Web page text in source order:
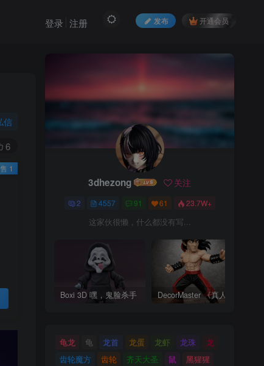
发布 开通会员
登录 注册
信
6
1
3dhezong 关注
2 4557 91 61 23.7W+
这家伙很懒，什么都没有写...
Boxi 3D 嘿，鬼脸杀手
龟龙 龟 龙首 龙蛋 龙虾 龙珠
龙
齿轮魔方
齿轮 齐天大圣 鼠
黑猩猩